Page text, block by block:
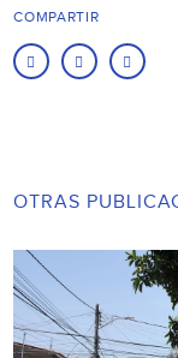
COMPARTIR
OTRAS